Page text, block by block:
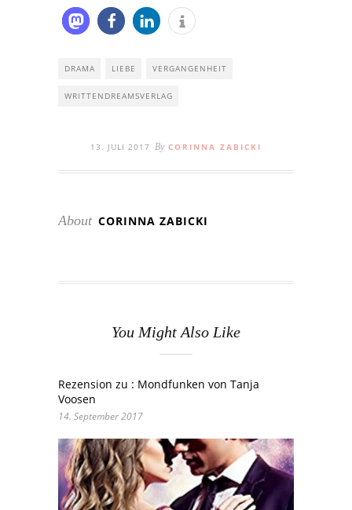
DRAMA LIEBE VERGANGENHEIT
WRITTENDREAMSVERLAG
13. JULI 2017 By CORINNA ZABICKI
About CORINNA ZABICKI
You Might Also Like
Rezension zu : Mondfunken von Tanja
Voosen
14. September 2017